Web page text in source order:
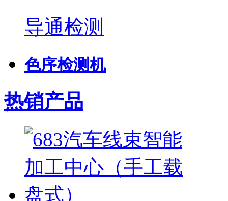
导通检测
色序检测机
热销产品